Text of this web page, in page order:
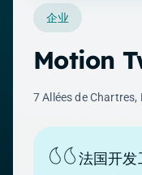
企业
Motion
7 Allées de
法国开发